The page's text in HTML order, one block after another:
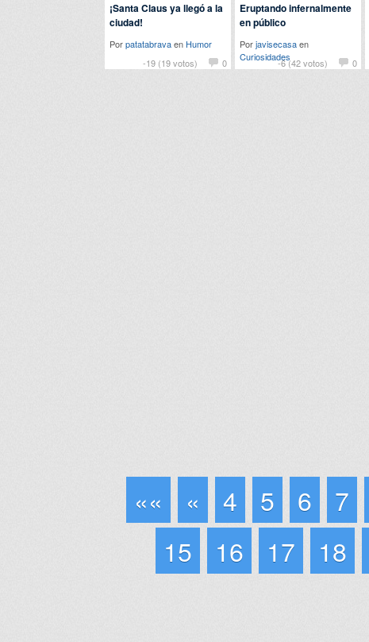
-19 (19 votos) 0
¡Santa Claus ya llegó a la
ciudad!
Porpatatabravaen Humor
-6 (42 votos)
0
Eruptando infernalmente
en público
Porjavisecasaen
Curiosidades
«« « 4 5 6 7
15
16 17 18